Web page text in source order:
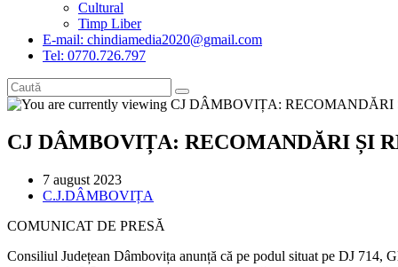
Cultural
Timp Liber
E-mail: chindiamedia2020@gmail.com
Tel: 0770.726.797
CJ DÂMBOVIȚA: RECOMANDĂRI ȘI
Post
published:
7 august 2023
Post
C.J.DÂMBOVIȚA
COMUNICAT DE PRESĂ
Consiliul Județean Dâmbovița anunță că pe podul situat pe DJ 714,